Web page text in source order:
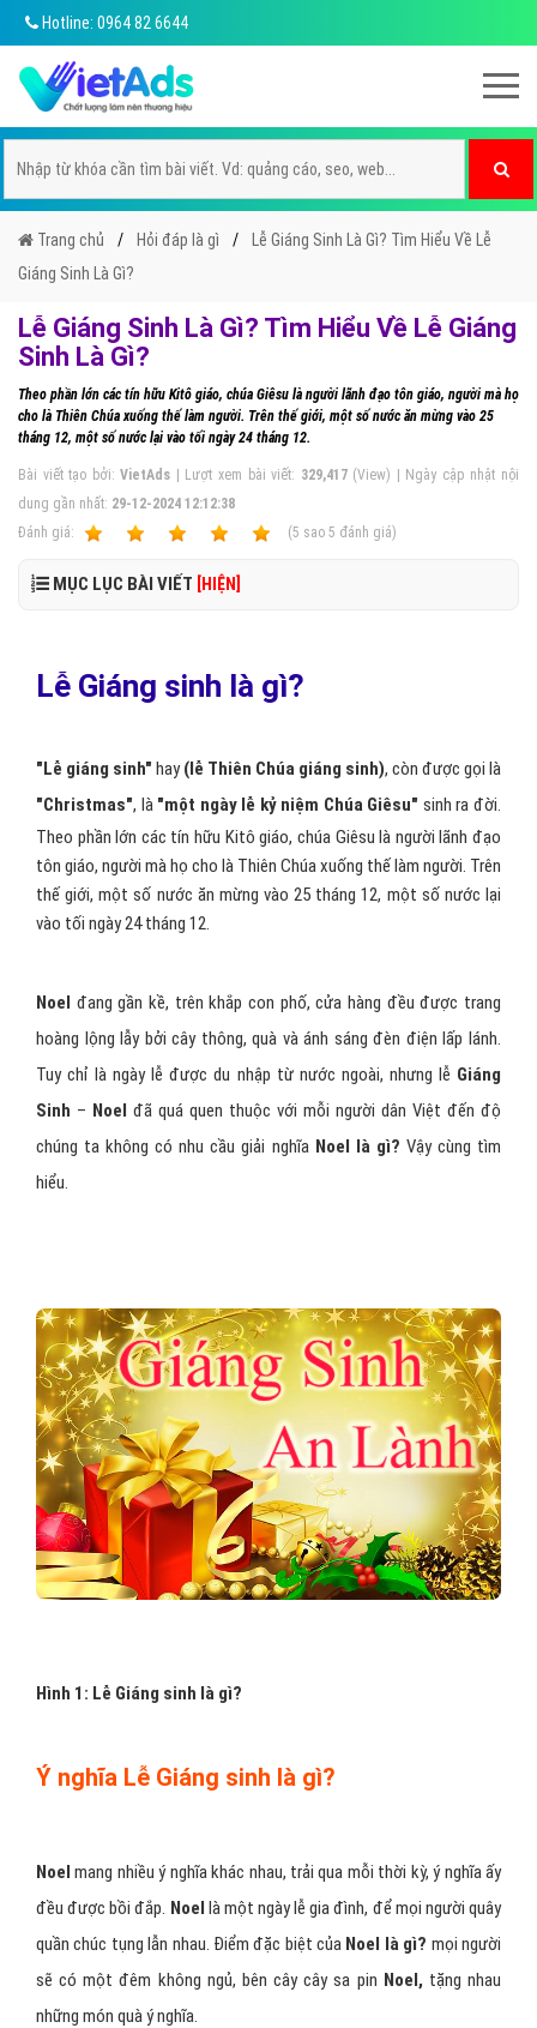
Hotline: 0964 82 6644
Trang chủ Hỏi đáp là gì
Lễ Giáng Sinh Là Gì? Tìm Hiểu Về Lễ
Giáng Sinh Là Gì?
Lễ Giáng Sinh Là Gì? Tìm Hiểu Về Lễ Giáng
Sinh Là Gì?
Theo phần lớn các tín hữu Kitô giáo, chúa Giêsu là người lãnh đạo tôn giáo, người mà họ
cho là Thiên Chúa xuống thế làm người. Trên thế giới, một số nước ăn mừng vào 25
tháng 12, một số nước lại vào tối ngày 24 tháng 12.
Bài viết tạo bởi:VietAds | Lượt xem bài viết: 329,417(View) | Ngày cập nhật nội
dung gần nhất: 29-12-2024 12:12:38
Ðánh giá:
(5 sao 5 đánh giá)
MỤC LỤC BÀI VIẾT [HIỆN]
Lễ Giáng sinh là gì?
"Lễ giáng sinh" hay(lễ Thiên Chúa giáng sinh), còn được gọi là
"Christmas", là "một ngày lễ kỷ niệm Chúa Giêsu" sinh ra đời.
Theo phần lớn các tín hữu Kitô giáo, chúa Giêsu là người lãnh đạo
tôn giáo, người mà họ cho là Thiên Chúa xuống thế làm người. Trên
thế giới, một số nước ăn mừng vào 25 tháng 12, một số nước lại
vào tối ngày 24 tháng 12.
Noel đang gần kề, trên khắp con phố, cửa hàng đều được trang
hoàng lộng lẫy bởi cây thông, quà và ánh sáng đèn điện lấp lánh.
Tuy chỉ là ngày lễ được du nhập từ nước ngoài, nhưng lễ Giáng
Sinh – Noel đã quá quen thuộc với mỗi người dân Việt đến độ
chúng ta không có nhu cầu giải nghĩa Noel là gì? Vậy cùng tìm
hiểu.
Hình 1: Lễ Giáng sinh là gì?
Ý nghĩa Lễ Giáng sinh là gì?
Noelmang nhiều ý nghĩa khác nhau, trải qua mỗi thời kỳ, ý nghĩa ấy
đều được bồi đắp. Noel là một ngày lễ gia đình, để mọi người quây
quần chúc tụng lẫn nhau. Điểm đặc biệt của Noel là gì? mọi người
sẽ có một đêm không ngủ, bên cây cây sa pin Noel, tặng nhau
những món quà ý nghĩa.